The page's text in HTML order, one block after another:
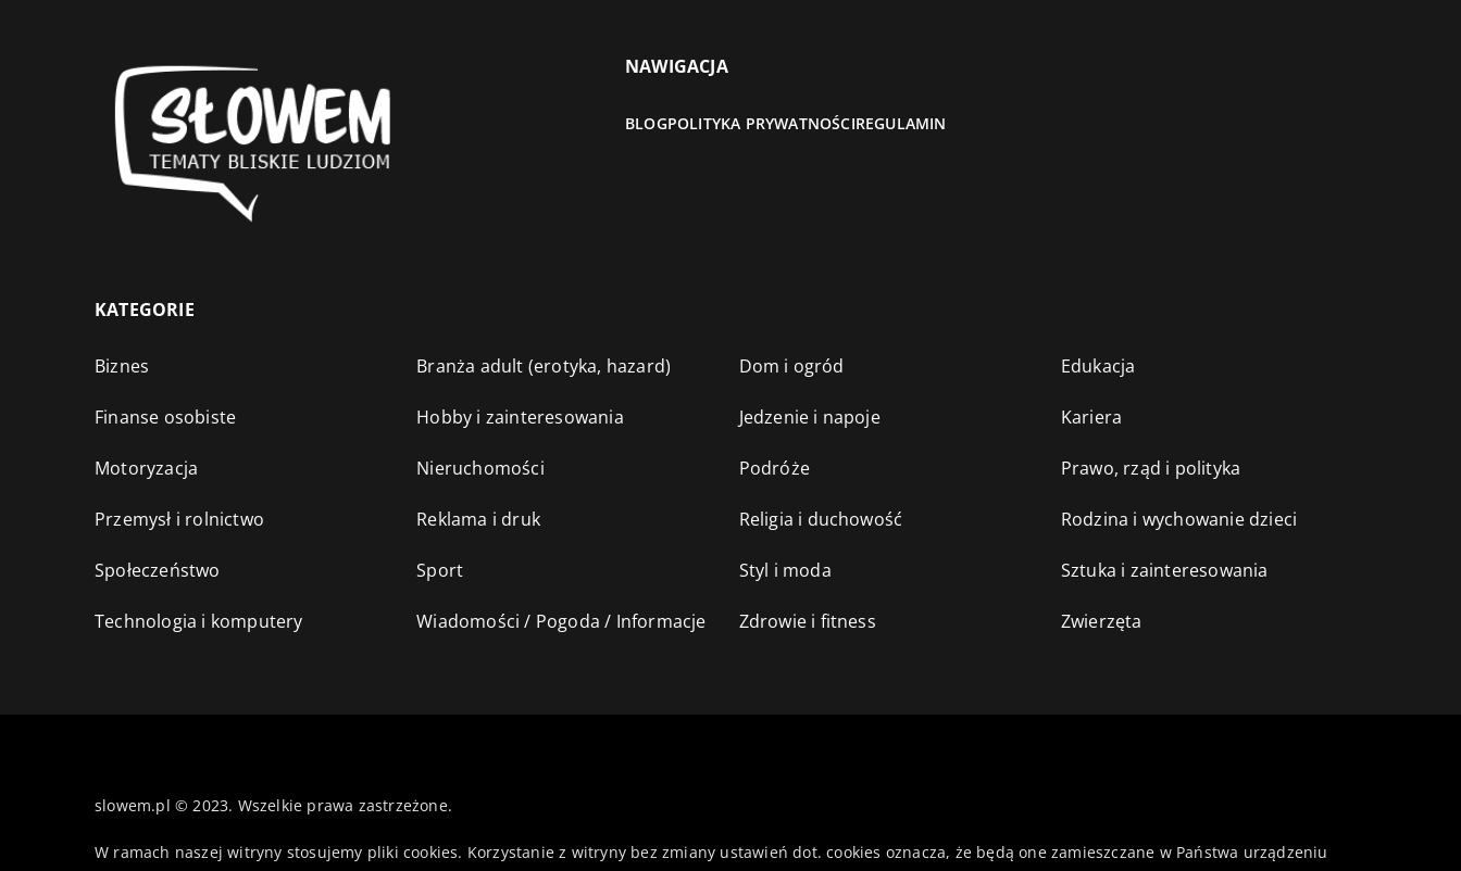
NAWIGACJA
BLOGPOLITYKA PRYWATNOŚCIREGULAMIN
KATEGORIE
Biznes Branża adult (erotyka, hazard) Dom i ogród Edukacja
Finanse osobiste Hobby i zainteresowania Jedzenie i napoje Kariera
Motoryzacja Nieruchomości Podróże Prawo, rząd i polityka
Przemysł i rolnictwo Reklama i druk Religia i duchowość Rodzina i wychowanie dzieci
Społeczeństwo Sport Styl i moda Sztuka i zainteresowania
Technologia i komputery Wiadomości / Pogoda / Informacje Zdrowie i fitness Zwierzęta
slowem.pl © 2023. Wszelkie prawa zastrzeżone.
W ramach naszej witryny stosujemy pliki cookies. Korzystanie z witryny bez zmiany ustawień dot. cookies oznacza, że będą one zamieszczane w Państwa urządzeniu